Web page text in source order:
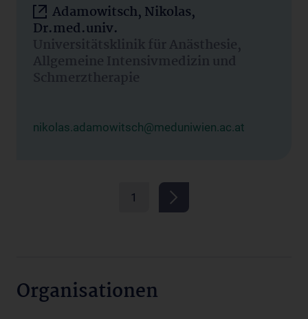
Adamowitsch, Nikolas,
Dr.med.univ.
Universitätsklinik für Anästhesie,
Allgemeine Intensivmedizin und
Schmerztherapie
nikolas.adamowitsch@meduniwien.ac.at
1
Organisationen